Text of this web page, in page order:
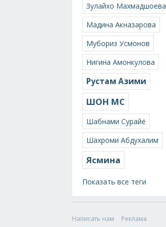
Зулайхо Махмадшоева
Мадина Акназарова
Мубориз Усмонов
Нигина Амонкулова
Рустам Азими
ШОН МС
Шабнами Сурайё
Шахроми Абдухалим
Ясмина
Показать все теги
Написать нам
Реклама